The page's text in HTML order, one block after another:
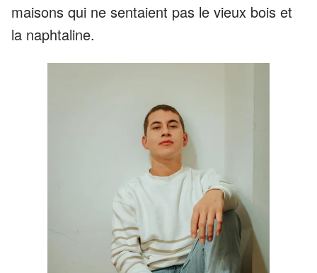
maisons qui ne sentaient pas le vieux bois et
la naphtaline.